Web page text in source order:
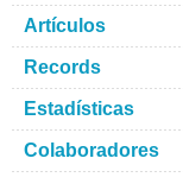
Artículos
Records
Estadísticas
Colaboradores